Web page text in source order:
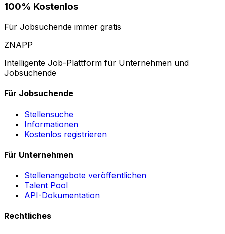
100% Kostenlos
Für Jobsuchende immer gratis
ZNAPP
Intelligente Job-Plattform für Unternehmen und
Jobsuchende
Für Jobsuchende
Stellensuche
Informationen
Kostenlos registrieren
Für Unternehmen
Stellenangebote veröffentlichen
Talent Pool
API-Dokumentation
Rechtliches